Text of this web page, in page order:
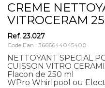
CREME
VITROCERAM
Ref. 23.027
Code Ean : 3666644045400
NETTOYANT SPECIAL
CUISSON VITRO
Flacon de 250 ml
WPro Whirlpool ou